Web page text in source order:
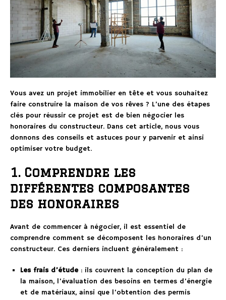
Vous avez un projet immobilier en tête et vous souhaitez
faire construire la maison de vos rêves ? L’une des étapes
clés pour réussir ce projet est de bien négocier les
honoraires du constructeur. Dans cet article, nous vous
donnons des conseils et astuces pour y parvenir et ainsi
optimiser votre budget.
1. Comprendre les
différentes composantes
des honoraires
Avant de commencer à négocier, il est essentiel de
comprendre comment se décomposent les honoraires d’un
constructeur. Ces derniers incluent généralement :
Les frais d’étude: ils couvrent la conception du plan de
la maison, l’évaluation des besoins en termes d’énergie
et de matériaux, ainsi que l’obtention des permis